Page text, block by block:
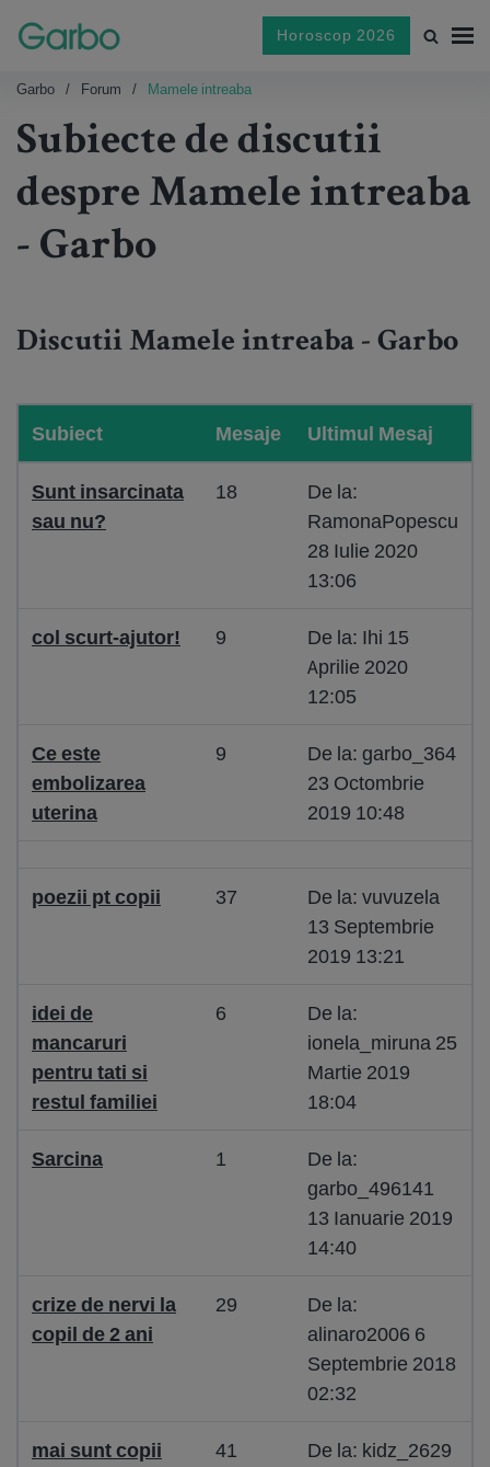
Horoscop 2026
Garbo Forum Mamele intreaba
Subiecte de discutii
despre Mamele intreaba
- Garbo
Discutii Mamele intreaba - Garbo
Subiect Mesaje Ultimul Mesaj
Sunt insarcinata
sau nu?
18
De la:
RamonaPopescu
28 Iulie 2020
13:06
col scurt-ajutor! 9
De la: Ihi 15
Aprilie 2020
12:05
Ce este
embolizarea
uterina
9
De la: garbo_364
23 Octombrie
2019 10:48
poezii pt copii 37
De la: vuvuzela
13 Septembrie
2019 13:21
idei de
mancaruri
pentru tati si
restul familiei
6
De la:
ionela_miruna 25
Martie 2019
18:04
Sarcina 1
De la:
garbo_496141
13 Ianuarie 2019
14:40
crize de nervi la
copil de 2 ani
29
De la:
alinaro2006 6
Septembrie 2018
02:32
mai sunt copii
41
De la: kidz_2629